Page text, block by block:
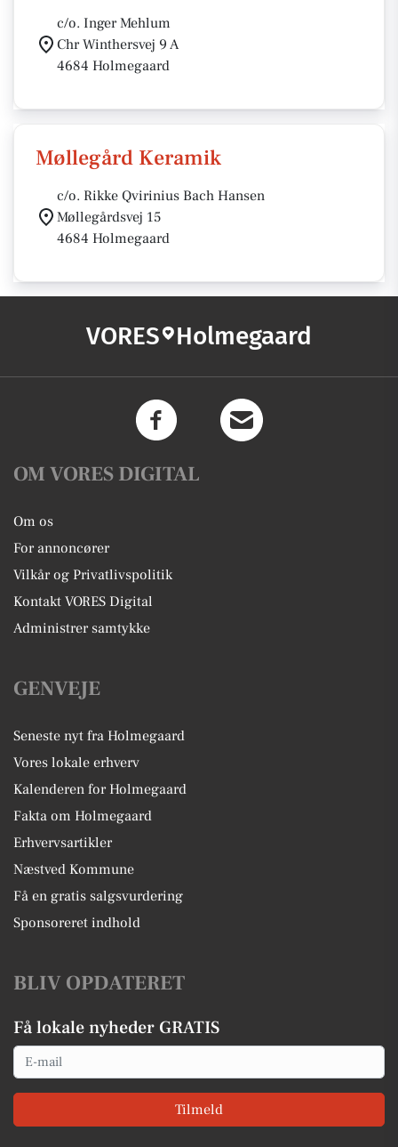
c/o. Inger Mehlum
Chr Winthersvej 9 A
4684 Holmegaard
Møllegård Keramik
c/o. Rikke Qvirinius Bach Hansen
Møllegårdsvej 15
4684 Holmegaard
VORES Holmegaard
OM VORES DIGITAL
Om os
For annoncører
Vilkår og Privatlivspolitik
Kontakt VORES Digital
Administrer samtykke
GENVEJE
Seneste nyt fra Holmegaard
Vores lokale erhverv
Kalenderen for Holmegaard
Fakta om Holmegaard
Erhvervsartikler
Næstved Kommune
Få en gratis salgsvurdering
Sponsoreret indhold
BLIV OPDATERET
Få lokale nyheder GRATIS
Email
Tilmeld